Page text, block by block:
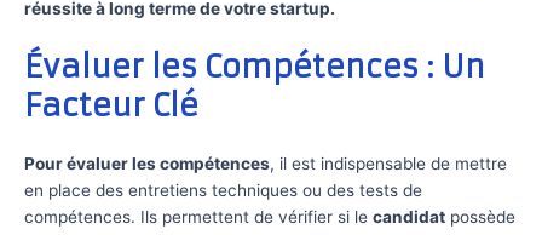
réussite à long terme de votrestartup.
Évaluer les Compétences : Un
Facteur Clé
Pour évaluer les compétences, il est indispensable de mettre
en place des entretiens techniques ou des tests de
compétences. Ils permettent de vérifier si le candidat possède